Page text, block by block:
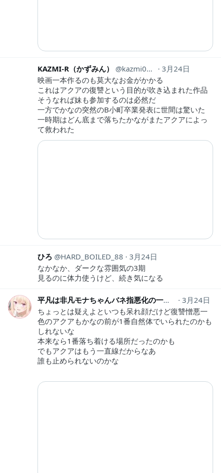
KAZMI-R（かずみん） kazmi0514
3月24日
映画一本作るのも莫大なお金がかかる
これはアクアの復讐という目的が吹き込まれた作品
そうなれば妹も参加するのは必然だ
一方でかなの突然のB小町卒業発表に世間は驚いた
一時期はどん底まで落ちたかながまたアクアによっ
て救われた
ひろ HARD_BOILED_88
3月24日
なかなか、ダークな雰囲気の3期
見るのに体力使うけど、続き気になる
平凡は非凡モナちゃんバネ指悪化の一途＠みっく師範
3月24日
ちょっとは疑えよといつも呆れ顔だけど復讐憎悪一
色のアクアもかなの前が1番自然体でいられたのかも
しれないな
本来なら1番落ち着ける場所だったのかも
でもアクアはもう一直線だからなあ
誰も止められないのかな